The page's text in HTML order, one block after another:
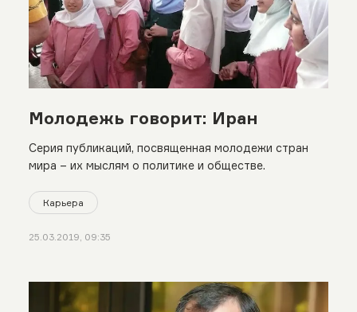
Молодежь говорит: Иран
Серия публикаций, посвященная молодежи стран
мира – их мыслям о политике и обществе.
Карьера
25.03.2019, 09:35